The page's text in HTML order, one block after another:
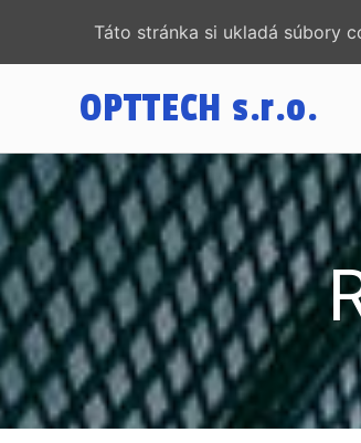
OPTTECH s.r.o.
Táto stránka si ukladá súbory